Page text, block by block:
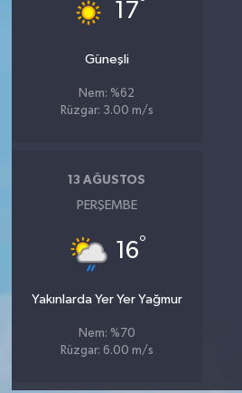
17°
Güneşli
Nem: %62
Rüzgar: 3.00 m/s
13 AĞUSTOS
PERŞEMBE
16°
Yakınlarda Yer Yer Yağmur
Nem: %70
Rüzgar: 6.00 m/s